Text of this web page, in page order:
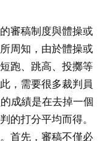
審稿制度與體操或
周知，由於體操或
跑、跳高、投擲等
，需要很多裁判員
成績是在去掉一個
的打分平均而得。
首先，審稿不僅必